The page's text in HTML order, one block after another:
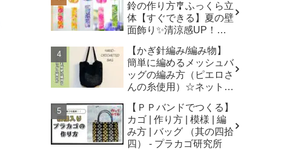
鈴の作り方🎐ふっくら立
体【すぐできる】夏の壁
面飾り✨清涼感UP！無
Origami Wind Chimes -
はなみこと
【かぎ針編み/編み物】
簡単に編めるメッシュバ
ッグの編み方（ピエロさ
んの糸使用）☆ネットバ
mesh bag/tutorial - そろ
そろはじめよう
☆crochet
【ＰＰバンドでつくる】
カゴ | 作り方 | 模様 | 編
み方 | バッグ （其の四拾
四） - プラカゴ研究所